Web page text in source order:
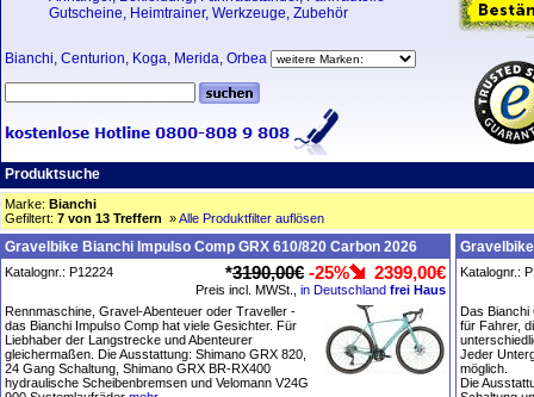
Gutscheine, Heimtrainer, Werkzeuge, Zubehör
Bianchi, Centurion, Koga, Merida, Orbea
Produktsuche
Marke: Bianchi
Gefiltert: 7 von 13 Treffern »Alle Produktfilter auflösen
Gravelbike Bianchi Impulso Comp GRX 610/820 Carbon 2026
Katalognr.: P12224 *3190,00€ -25% 2399,00€
Preis incl. MWSt., in Deutschland frei Haus
Rennmaschine, Gravel-Abenteuer oder Traveller -
das Bianchi Impulso Comp hat viele Gesichter. Für
Liebhaber der Langstrecke und Abenteurer
gleichermaßen. Die Ausstattung: Shimano GRX 820,
24 Gang Schaltung, Shimano GRX BR-RX400
hydraulische Scheibenbremsen und Velomann V24G
Katalognr.:
Das Bianchi
für Fahrer,
Jeder
möglich.
Die